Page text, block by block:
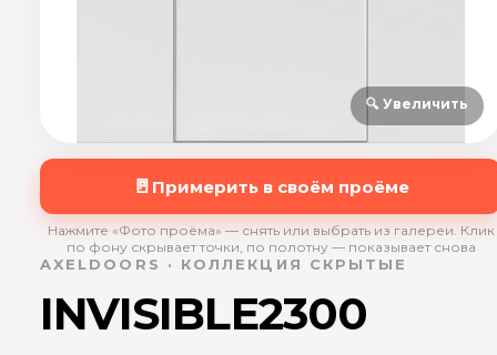
🔍 Увеличить
🚪 Примерить в своём проёме
Нажмите «Фото проёма» — снять или выбрать из галереи. Клик
по фону скрывает точки, по полотну — показывает снова
AXELDOORS · КОЛЛЕКЦИЯ СКРЫТЫЕ
INVISIBLE2300